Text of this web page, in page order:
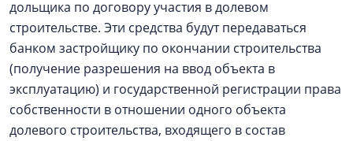
дольщика по договору участия в долевом
строительстве. Эти средства будут передаваться
банком застройщику по окончании строительства
(получение разрешения на ввод объекта в
эксплуатацию) и государственной регистрации права
собственности в отношении одного объекта
долевого строительства, входящего в состав